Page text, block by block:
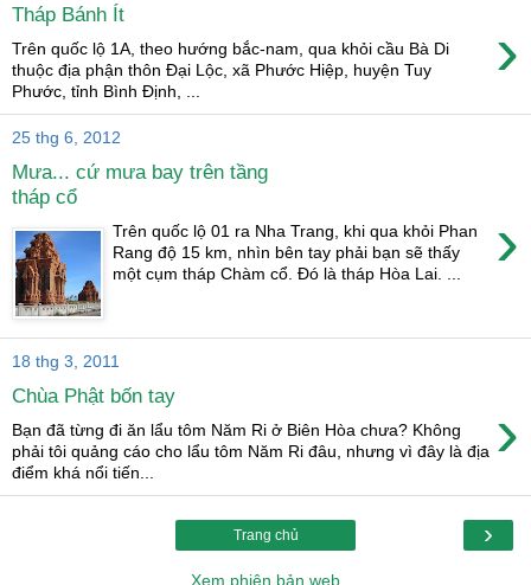
Tháp Bánh Ít ›
Trên quốc lộ 1A, theo hướng bắc-nam, qua khỏi cầu Bà Di
thuộc địa phận thôn Đại Lộc, xã Phước Hiệp, huyện Tuy
Phước, tỉnh Bình Định, ...
25 thg 6, 2012
Mưa... cứ mưa bay trên tầng
tháp cổ
›
Trên quốc lộ 01 ra Nha Trang, khi qua khỏi Phan
Rang độ 15 km, nhìn bên tay phải bạn sẽ thấy
một cụm tháp Chàm cổ. Đó là tháp Hòa Lai. ...
18 thg 3, 2011
Chùa Phật bốn tay ›
Bạn đã từng đi ăn lẩu tôm Năm Ri ở Biên Hòa chưa? Không
phải tôi quảng cáo cho lẩu tôm Năm Ri đâu, nhưng vì đây là địa
điểm khá nổi tiến...
›
Trang chủ
Xem phiên bản web